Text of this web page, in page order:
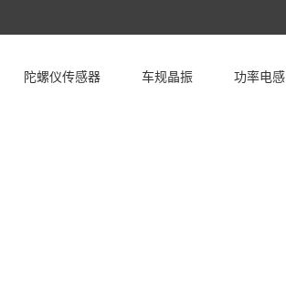
陀螺仪传感器 车规晶振 功率电感